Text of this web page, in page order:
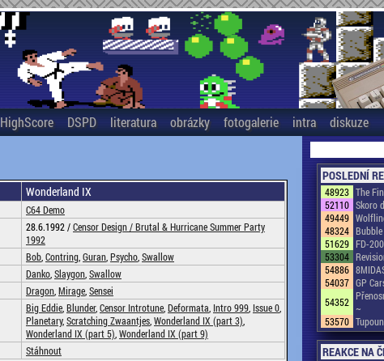
HighScore DSPD literatura obrázky fotogalerie intra diskuze
Wonderland IX
C64 Demo
28.6.1992 /Censor Design /Brutal & Hurricane Summer Party
1992
Bob Contring Guran Psycho Swallow
Danko Slaygon Swallow
Dragon Mirage Sensei
Big Eddie Blunder, Censor Introtune Deformata Intro 999 Issue 0
Planetary, Scratching Zwaantjes Wonderland IX (part 3)
Wonderland IX (part 5) Wonderland IX (part 9)
Stáhnout
POSLEDNÍ
48923 The
52110 Skoro
49449
48324
51629 FD-
53304
54886
54037 GP
54352 ~
53570
REAKCE NA